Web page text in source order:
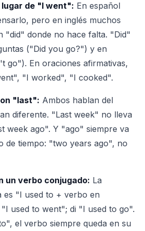
de "I went": En español
pero en inglés muchos
"did" donde no hace falta. "Did"
("Did you go?") y en
go"). En oraciones afirmativas,
"I worked", "I cooked".
"last": Ambos hablan del
diferente. "Last week" no lleva
week ago". Y "ago" siempre va
de tiempo: "two years ago", no
un verbo conjugado: La
"I used to + verbo en
used to went"; di "I used to go".
el verbo siempre queda en su